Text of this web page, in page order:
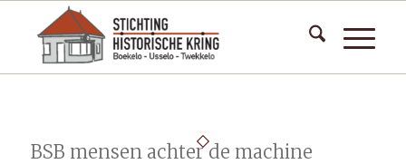
BSB mensen achter de machine